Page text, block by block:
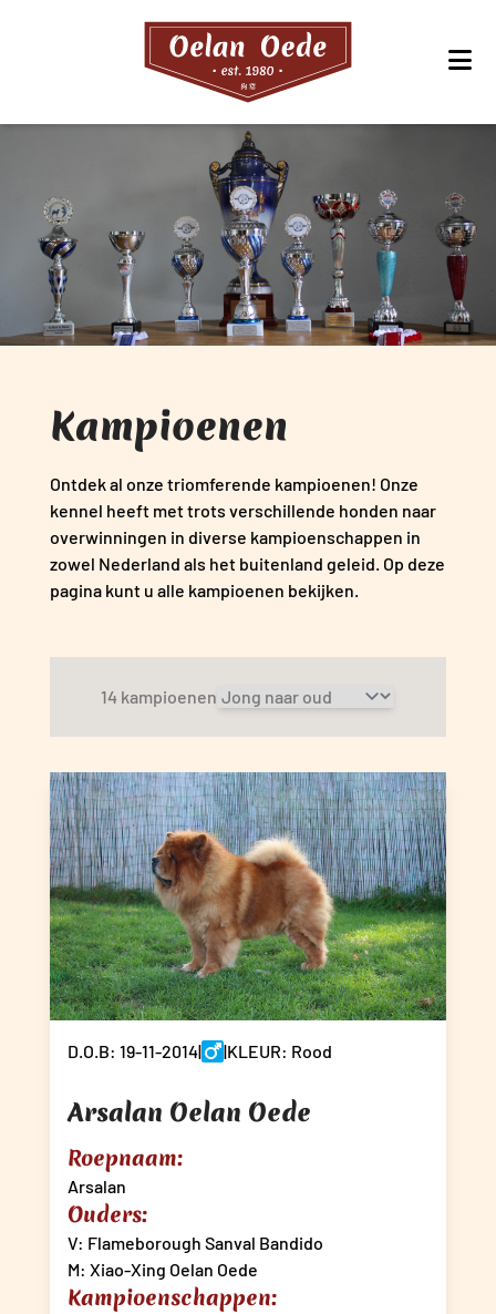
Kampioenen
Ontdek al onze triomferende kampioenen! Onze
kennel heeft met trots verschillende honden naar
overwinningen in diverse kampioenschappen in
zowel Nederland als het buitenland geleid. Op deze
pagina kunt u alle kampioenen bekijken.
14 kampioenen
D.O.B: 19-11-2014| |KLEUR: Rood
Arsalan Oelan Oede
Roepnaam:
Arsalan
Ouders:
V: Flameborough Sanval Bandido
M: Xiao-Xing Oelan Oede
Kampioenschappen: